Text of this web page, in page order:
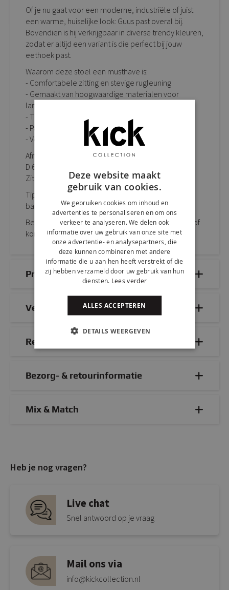
Of je nu gaat voor een moderne, industriële of juist
een warme, huiselijke look: Guus past overal bij.
Bovendien is hij verkrijgbaar in diverse trendy kleuren,
zodat er altijd een variant is die perfect bij jouw
eethoek past.
Waarom deze stoel een musthave is:
- Comfortabele zitting en stevige rugleuning
- Gemaakt van hoogwaardige materialen voor
langdurige kwaliteit
- Tijdloos design met een eigentijdse twist
- Past in vrijwel ieder interieur
- Verkrijgbaar in diverse kleuren
Afmetingen:
D 60 cm x B 56 cm x H 86 cm
Zithoogte: 48 cm
Tip van Kick: combineer eetkamerstoel Guus met
barkruk Suus voor een Kick resultaat!
Bestel Kick eetkamerstoel Guus eenvoudig online of
kom proefzitten in onze sfeervolle showroom.
Productdetails
Veelgestelde vragen
Reviews
Bezorg- & retourinformatie
Mix & Match
Heb je nog vragen?
Live chat
Snel antwoord op je vraag
Mail ons via
info@kickcollection.nl
Deze website maakt
gebruik van cookies.
We gebruiken cookies om inhoud en
advertenties te personaliseren en om ons
verkeer te analyseren. We delen ook
informatie over uw gebruik van onze site met
onze advertentie- en analysepartners, die
deze kunnen combineren met andere
informatie die u aan hen heeft verstrekt of die
zij hebben verzameld door uw gebruik van hun
diensten. Lees verder
ALLES ACCEPTEREN
DETAILS WEERGEVEN